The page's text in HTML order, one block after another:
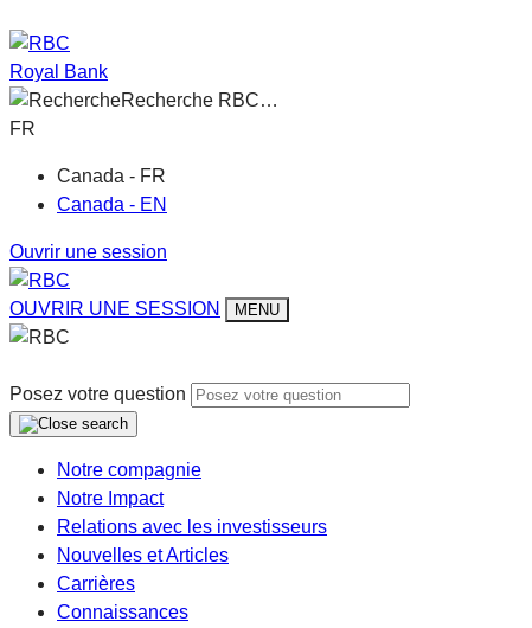
Royal Bank
Recherche RBC…
FR
Canada - FR
Canada - EN
Ouvrir une session
OUVRIR UNE SESSION MENU
Posez votre question
Notre compagnie
Notre Impact
Relations avec les investisseurs
Nouvelles et Articles
Carrières
Connaissances